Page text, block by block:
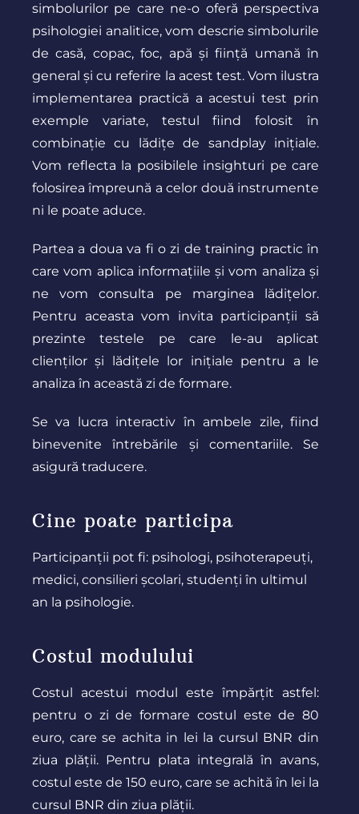
simbolurilor pe care ne-o oferă perspectiva
psihologiei analitice, vom descrie simbolurile
de casă, copac, foc, apă și ființă umană în
general și cu referire la acest test. Vom ilustra
implementarea practică a acestui test prin
exemple variate, testul fiind folosit în
combinație cu lădițe de sandplay inițiale.
Vom reflecta la posibilele insighturi pe care
folosirea împreună a celor două instrumente
ni le poate aduce.
Partea a doua va fi o zi de training practic în
care vom aplica informațiile și vom analiza și
ne vom consulta pe marginea lădițelor.
Pentru aceasta vom invita participanții să
prezinte testele pe care le-au aplicat
clienților și lădițele lor inițiale pentru a le
analiza în această zi de formare.
Se va lucra interactiv în ambele zile, fiind
binevenite întrebările și comentariile. Se
asigură traducere.
Cine poate participa
Participanții pot fi: psihologi, psihoterapeuți,
medici, consilieri școlari, studenți în ultimul
an la psihologie.
Costul modulului
Costul acestui modul este împărțit astfel:
pentru o zi de formare costul este de 80
euro, care se achita in lei la cursul BNR din
ziua plății. Pentru plata integrală în avans,
costul este de 150 euro, care se achită în lei la
cursul BNR din ziua plății.